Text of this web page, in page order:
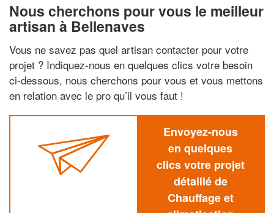
Nous cherchons pour vous le meilleur
artisan à Bellenaves
Vous ne savez pas quel artisan contacter pour votre
projet ? Indiquez-nous en quelques clics votre besoin
ci-dessous, nous cherchons pour vous et vous mettons
en relation avec le pro qu’il vous faut !
Envoyez-nous
en quelques
clics votre projet
détaillé de
Chauffage et